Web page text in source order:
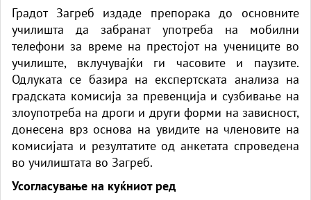
Градот Загреб издаде препорака до основните
училишта да забранат употреба на мобилни
телефони за време на престојот на учениците во
училиште, вклучувајќи ги часовите и паузите.
Одлуката се базира на експертската анализа на
градската комисија за превенција и сузбивање на
злоупотреба на дроги и други форми на зависност,
донесена врз основа на увидите на членовите на
комисијата и резултатите од анкетата спроведена
во училиштата во Загреб.
Усогласување на куќниот ред